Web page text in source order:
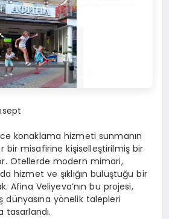
konaklama hizmeti sunmanın
bir misafirine kişiselleştirilmiş bir
Otellerde modern mimari,
hizmet ve şıklığın buluştuğu bir
Afina Veliyeva’nın bu projesi,
yönelik talepleri
tasarlandı.